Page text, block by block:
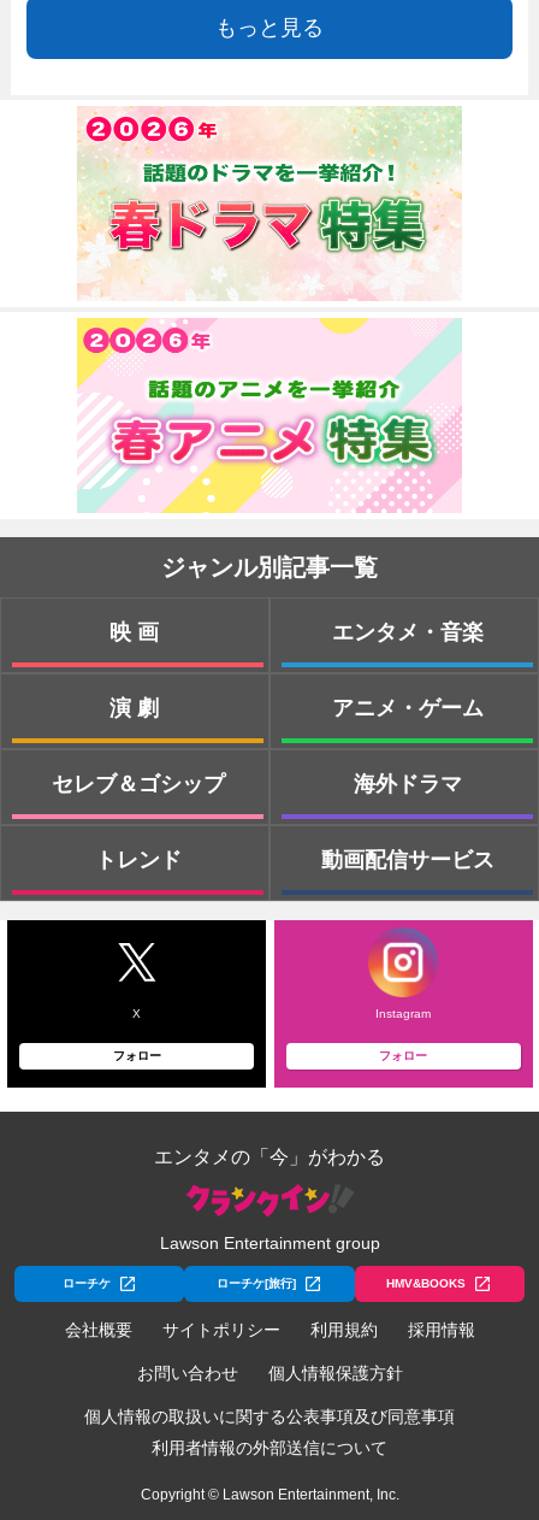
もっと見る
ジャンル別記事一覧
映画
演劇
セレブ＆ゴシップ
トレンド
エンタメ・音楽
アニメ・ゲーム
海外ドラマ
動画配信サービス
X
フォロー
Instagram
フォロー
エンタメの「今」がわかる
Lawson Entertainment group
ローチケ ローチケ[旅行] HMV&BOOKS
会社概要 サイトポリシー 利用規約 採用情報
お問い合わせ 個人情報保護方針
個人情報の取扱いに関する公表事項及び同意事項
利用者情報の外部送信について
Copyright © Lawson Entertainment, Inc.